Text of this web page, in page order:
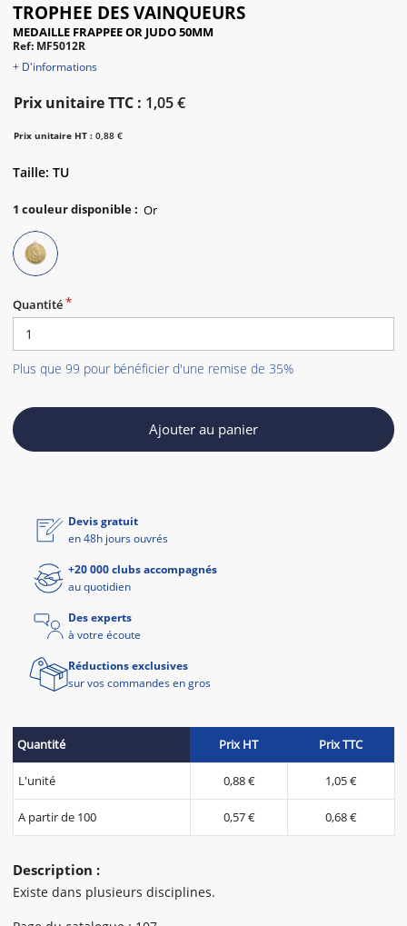
TROPHEE DES VAINQUEURS
MEDAILLE FRAPPEE OR JUDO 50MM
Ref: MF5012R
+ D'informations
Prix unitaire TTC : 1,05 €
Prix unitaire HT : 0,88 €
Taille: TU
1 couleur disponible:
Quantité
Plus que 99 pour bénéficier d'une remise de 35%
Ajouter au panier
Description :
Existe dans plusieurs disciplines.
Devis gratuit
en 48h jours ouvrés
+20 000 clubs accompagnés
au quotidien
Des experts
à votre écoute
Réductions exclusives
sur vos commandes en gros
Quantité Prix HT Prix TTC
L'unité 0,88 € 1,05 €
A partir de 100 0,57 € 0,68 €